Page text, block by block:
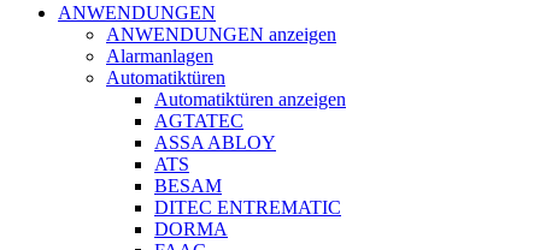
ANWENDUNGEN
ANWENDUNGEN anzeigen
Alarmanlagen
Automatiktüren
Automatiktüren anzeigen
AGTATEC
ASSA ABLOY
ATS
BESAM
DITEC ENTREMATIC
DORMA